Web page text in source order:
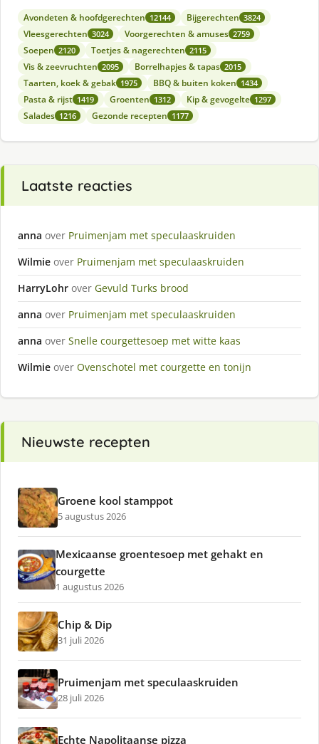
Avondeten & hoofdgerechten 12144 Bijgerechten 3824
Vleesgerechten 3024 Voorgerechten & amuses 2759
Soepen 2120 Toetjes & nagerechten 2115
Vis & zeevruchten 2095 Borrelhapjes & tapas 2015
Taarten, koek & gebak 1975 BBQ & buiten koken 1434
Pasta & rijst 1419 Groenten 1312 Kip & gevogelte 1297
Salades 1216 Gezonde recepten 1177
Laatste reacties
anna over Pruimenjam met speculaaskruiden
Wilmie over Pruimenjam met speculaaskruiden
HarryLohr over Gevuld Turks brood
anna over Pruimenjam met speculaaskruiden
anna over Snelle courgettesoep met witte kaas
Wilmie over Ovenschotel met courgette en tonijn
Nieuwste recepten
Groene kool stamppot
5 augustus 2026
Mexicaanse groentesoep met gehakt en
courgette
1 augustus 2026
Chip & Dip
31 juli 2026
Pruimenjam met speculaaskruiden
28 juli 2026
Echte Napolitaanse pizza